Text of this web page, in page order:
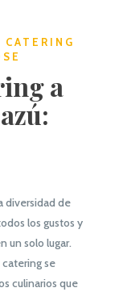
a
diversidad de
los gustos y
un solo lugar.
se
culinarios que